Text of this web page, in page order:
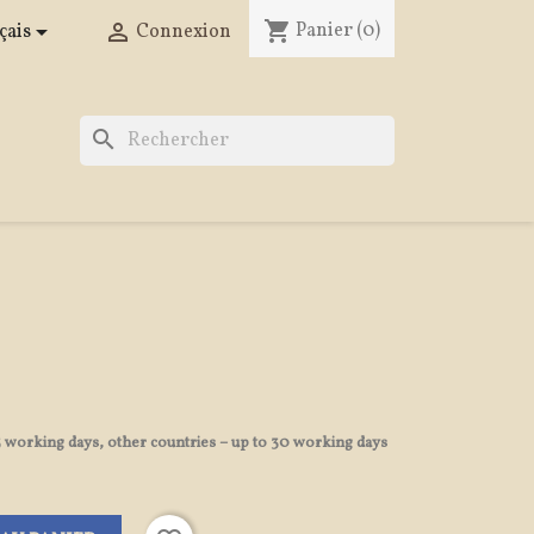
  Connexion shopping_cart Panier(0)
search
days, other countries – up to 30 working days